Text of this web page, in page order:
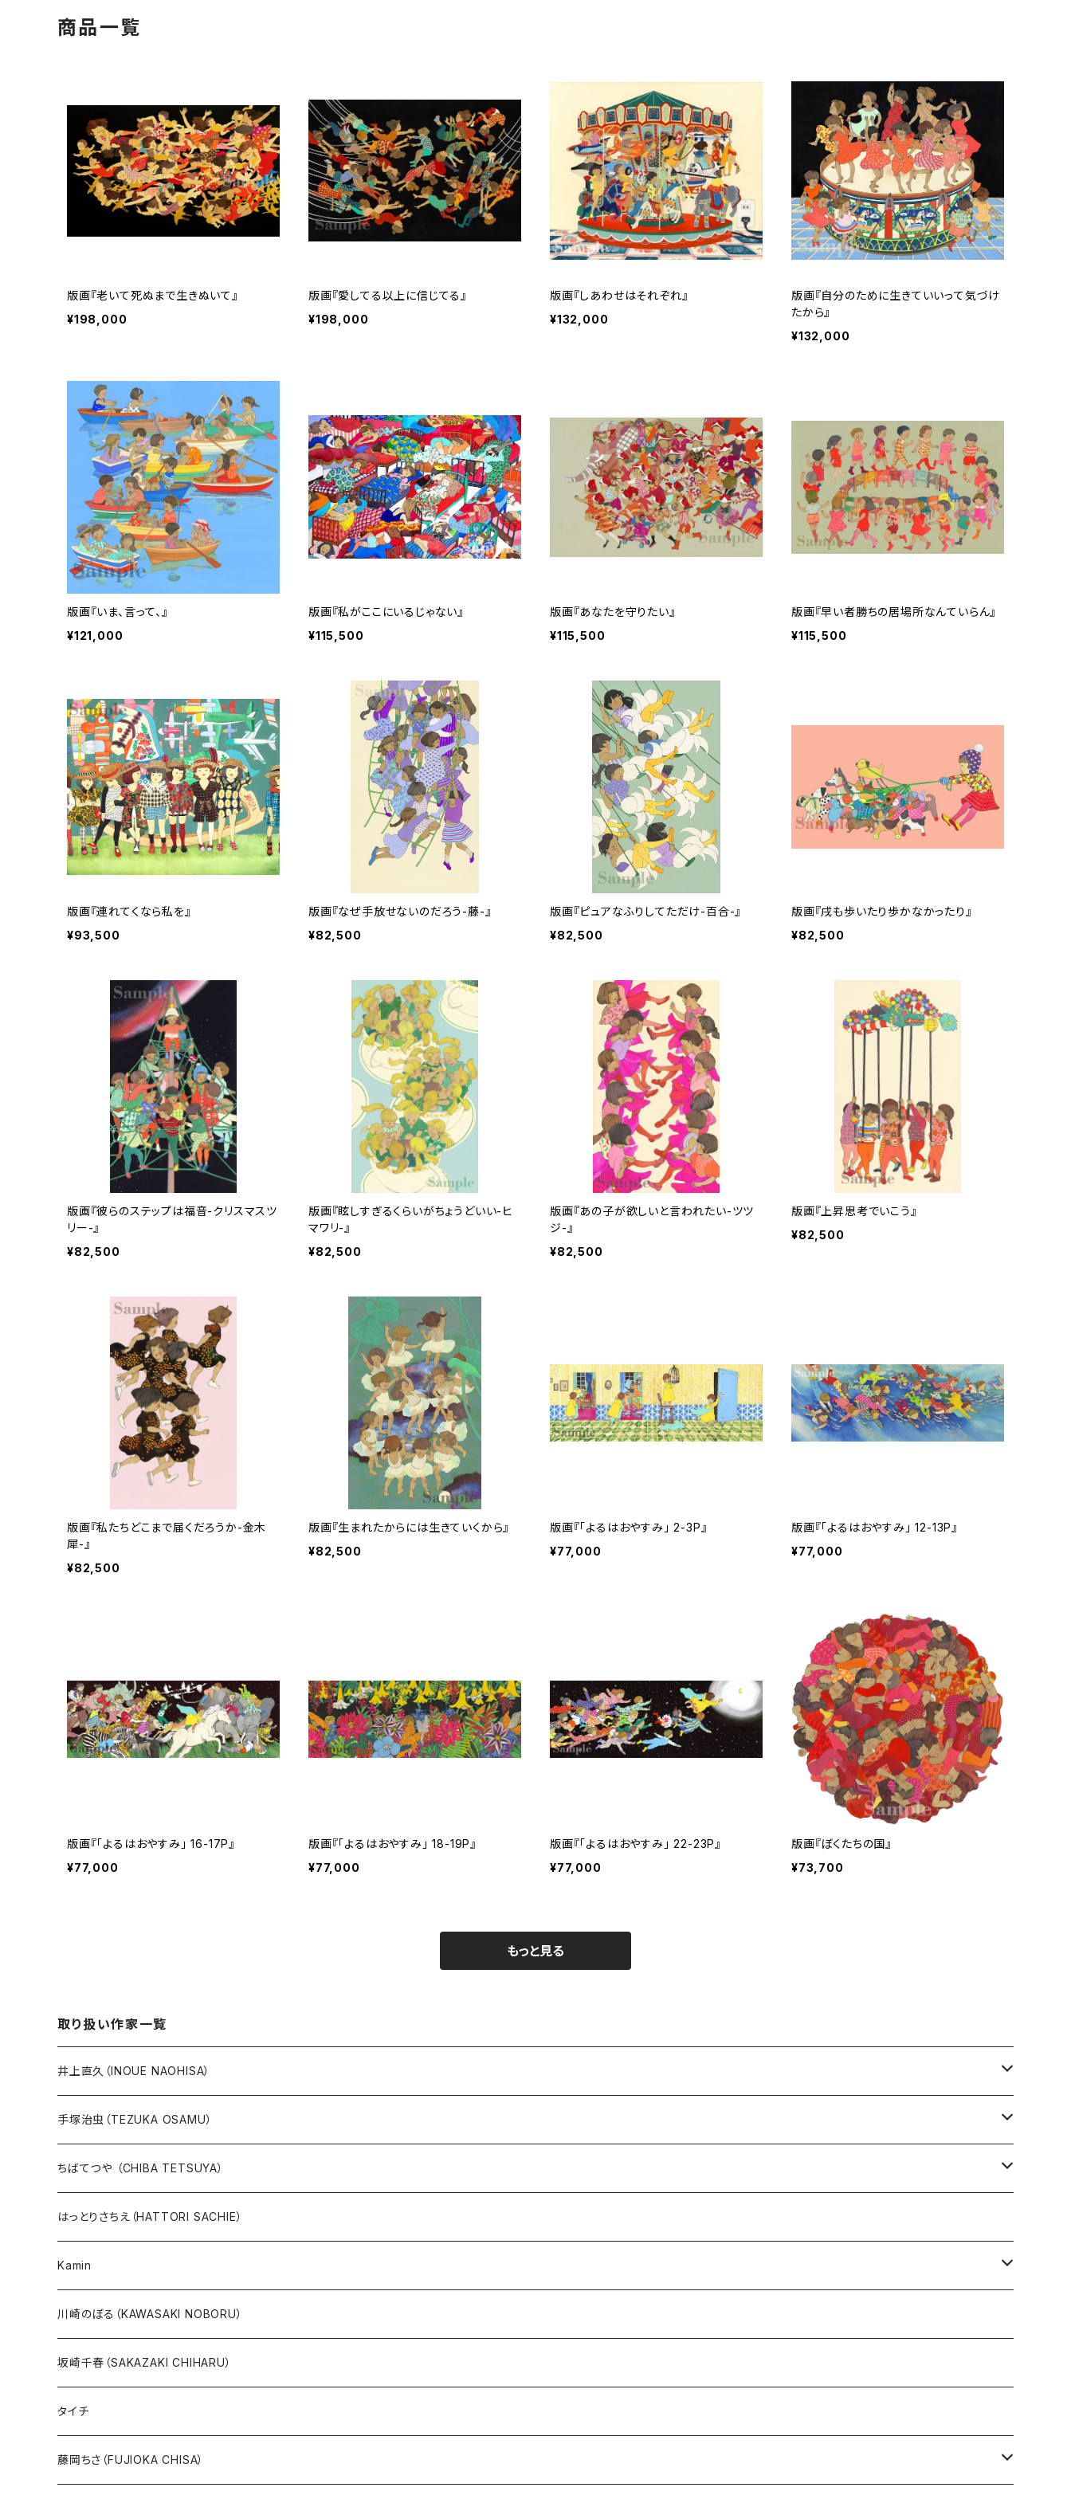
商品一覧
版画『老いて死ぬまで生きぬいて』
¥198,000
版画『愛してる以上に信じてる』
¥198,000
版画『しあわせはそれぞれ』
¥132,000
版画『自分のために生きていいって気づけ
たから』
¥132,000
版画『いま、言って、』
¥121,000
版画『私がここにいるじゃない』
¥115,500
版画『あなたを守りたい』
¥115,500
版画『早い者勝ちの居場所なんていらん』
¥115,500
版画『連れてくなら私を』
¥93,500
版画『なぜ手放せないのだろう-藤-』
¥82,500
版画『ピュアなふりしてただけ-百合-』
¥82,500
版画『戌も歩いたり歩かなかったり』
¥82,500
版画『彼らのステップは福音-クリスマスツ
リー-』
¥82,500
版画『眩しすぎるくらいがちょうどいい-ヒ
マワリ-』
¥82,500
版画『あの子が欲しいと言われたい-ツツ
ジ-』
¥82,500
版画『上昇思考でいこう』
¥82,500
版画『私たちどこまで届くだろうか-金木
犀-』
¥82,500
版画『生まれたからには生きていくから』
¥82,500
版画『「よるはおやすみ」 2-3P』
¥77,000
版画『「よるはおやすみ」 12-13P』
¥77,000
版画『「よるはおやすみ」 16-17P』
¥77,000
版画『「よるはおやすみ」 18-19P』
¥77,000
版画『「よるはおやすみ」 22-23P』
¥77,000
版画『ぼくたちの国』
¥73,700
もっと見る
取り扱い作家一覧
井上直久（INOUE NAOHISA）
人気作品TOP10
版画
10万未満
20万未満
本、カレンダー
イバラード新作版画2026
手塚治虫（TEZUKA OSAMU）
版画
鉄腕アトム
ジャングル大帝
その他
人気作品TOP10
ちばてつや （CHIBA TETSUYA）
版画
あしたのジョー
その他
人気作品TOP5
はっとりさちえ（HATTORI SACHIE）
Kamin
版画
川崎のぼる（KAWASAKI NOBORU）
坂崎千春（SAKAZAKI CHIHARU）
タイチ
藤岡ちさ（FUJIOKA CHISA）